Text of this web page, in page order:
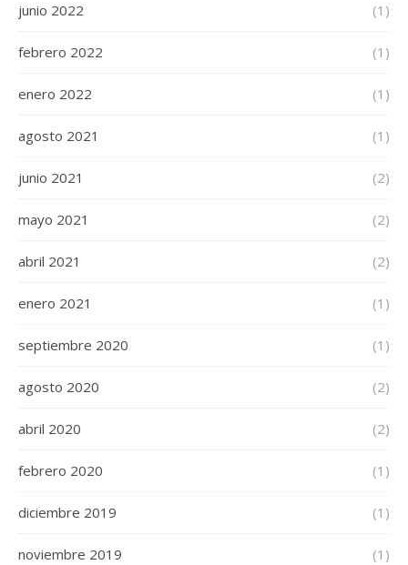
junio 2022 (1)
febrero 2022 (1)
enero 2022 (1)
agosto 2021 (1)
junio 2021 (2)
mayo 2021 (2)
abril 2021 (2)
enero 2021 (1)
septiembre 2020 (1)
agosto 2020 (2)
abril 2020 (2)
febrero 2020 (1)
diciembre 2019 (1)
noviembre 2019 (1)